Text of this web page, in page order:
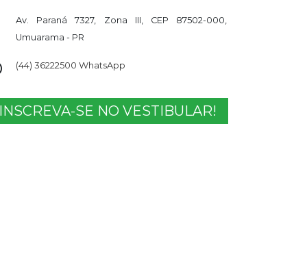
Av. Paraná 7327, Zona III, CEP 87502-000,
Umuarama - PR
(44) 36222500 WhatsApp
INSCREVA-SE NO VESTIBULAR!